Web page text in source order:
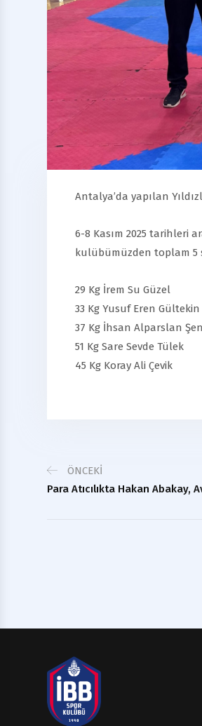
Antalya’da yapılan
6-8 Kasım 2025 tarihleri
kulübümüzden toplam 5
29 Kg İrem Su Güzel
33 Kg Yusuf Eren Gültekin
37 Kg İhsan Alparslan Şen
51 Kg Sare Sevde Tülek
45 Kg Koray Ali Çevik
ÖNCEKI
Para Atıcılıkta Hakan Abakay,